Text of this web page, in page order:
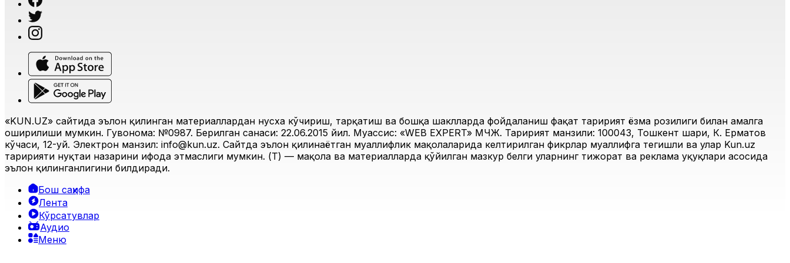
«KUN.UZ» сайтида эълон қилинган материаллардан нусха кўчириш, тарқатиш ва бошқа шаклларда фойдаланиш фақат таҳририят ёзма розилиги билан амалга
оширилиши мумкин. Гувоҳнома: №0987. Берилган санаси: 22.06.2015 йил. Муассис: «WEB EXPERT» МЧЖ. Таҳририят манзили: 100043, Тошкент шаҳри, К. Ерматов
кўчаси, 12-уй. Электрон манзил: info@kun.uz. Сайтда эълон қилинаётган муаллифлик мақолаларида келтирилган фикрлар муаллифга тегишли ва улар Kun.uz
таҳририяти нуқтаи назарини ифода этмаслиги мумкин. (Т) — мақола ва материалларда қўйилган мазкур белги уларнинг тижорат ва реклама ҳуқуқлари асосида
эълон қилинганлигини билдиради.
Бош саҳифа
Лента
Кўрсатувлар
Аудио
Меню